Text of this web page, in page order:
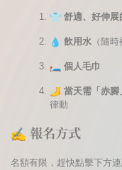
舒適、好伸展
飲用水（隨時
個人毛巾
當天需「赤腳
律動
報名方式
名額有限，趕快點擊下方